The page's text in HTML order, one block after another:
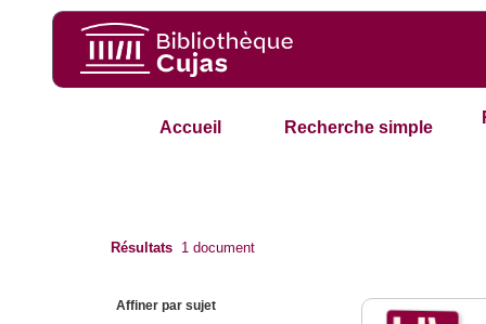
Accueil Recherche simple
Résultats 1 document
Affiner par sujet